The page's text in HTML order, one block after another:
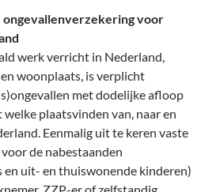
ongevallenverzekering voor
werk verricht in Nederland,
woonplaats, is verplicht
met dodelijke afloop
plaatsvinden van, naar en
Eenmalig uit te keren vaste
de nabestaanden
en uit- en thuiswonende kinderen)